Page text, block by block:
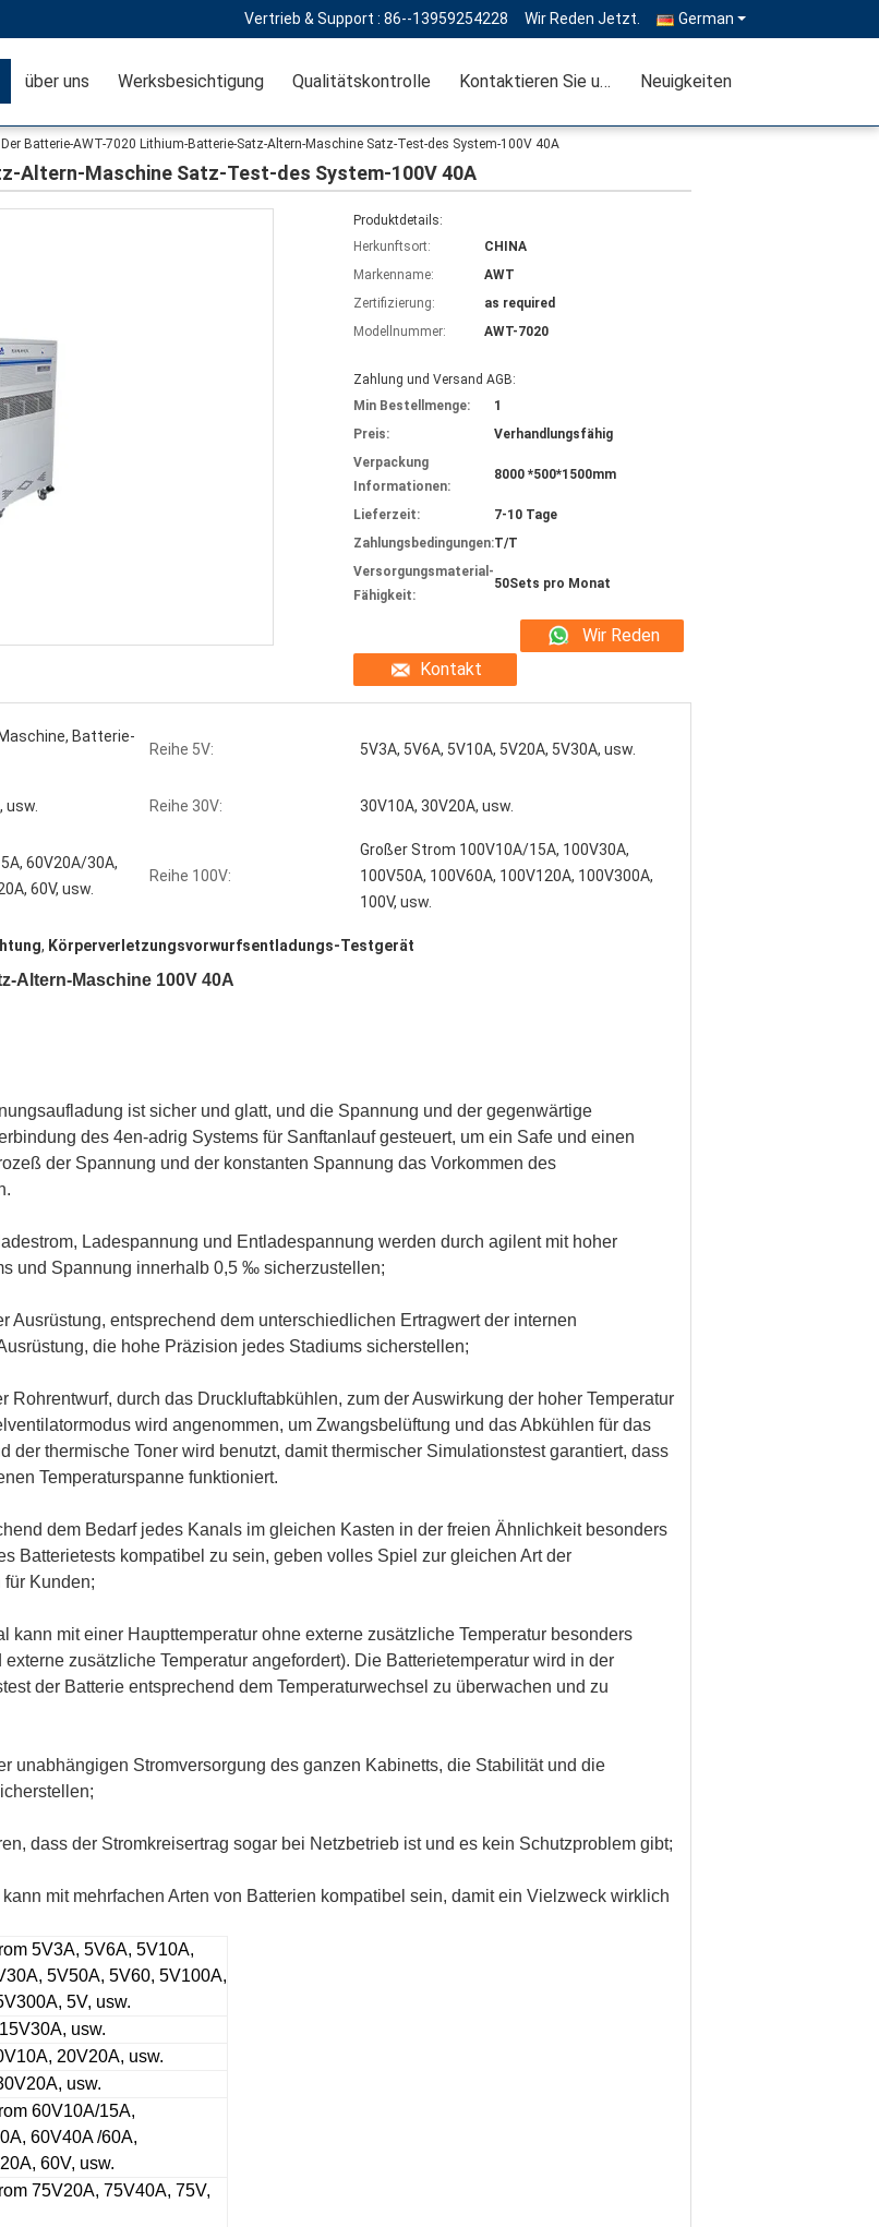
Vertrieb & Support : 86--13959254228 Wir Reden Jetzt. German
über uns Werksbesichtigung Qualitätskontrolle Kontaktieren Sie uns Neuigkeiten
Der Batterie-AWT-7020 Lithium-Batterie-Satz-Altern-Maschine Satz-Test-des System-100V 40A
Altern-Maschine Satz-Test-des System-100V 40A
Produktdetails:
Herkunftsort:
CHINA
Markenname:
AWT
Zertifizierung:
as required
Modellnummer:
AWT-7020
Zahlung und Versand AGB:
Min Bestellmenge:
1
Preis:
Verhandlungsfähig
Verpackung
Informationen:
8000 *500*1500mm
Lieferzeit:
7-10 Tage
Zahlungsbedingungen:T/T
Versorgungsmaterial-
Fähigkeit:
50Sets pro Monat
Kontakt
Wir Reden
Batterie-
Reihe 5V: 5V3A, 5V6A, 5V10A, 5V20A, 5V30A, usw.
usw. Reihe 30V: 30V10A, 30V20A, usw.
60V20A/30A,
60V, usw.
Reihe 100V:
Großer Strom 100V10A/15A, 100V30A,
100V50A, 100V60A, 100V120A, 100V300A,
100V, usw.
, Körperverletzungsvorwurfsentladungs-Testgerät
Altern-Maschine 100V 40A
ist sicher und glatt, und die Spannung und der gegenwärtige
des 4en-adrig Systems für Sanftanlauf gesteuert, um ein Safe und einen
der Spannung und der konstanten Spannung das Vorkommen des
Ladespannung und Entladespannung werden durch agilent mit hoher
und Spannung innerhalb 0,5 ‰ sicherzustellen;
Ausrüstung, entsprechend dem unterschiedlichen Ertragwert der internen
die hohe Präzision jedes Stadiums sicherstellen;
durch das Druckluftabkühlen, zum der Auswirkung der hoher Temperatur
wird angenommen, um Zwangsbelüftung und das Abkühlen für das
der thermische Toner wird benutzt, damit thermischer Simulationstest garantiert, dass
Temperaturspanne funktioniert.
dem Bedarf jedes Kanals im gleichen Kasten in der freien Ähnlichkeit besonders
Batterietests kompatibel zu sein, geben volles Spiel zur gleichen Art der
Kunden;
kann mit einer Haupttemperatur ohne externe zusätzliche Temperatur besonders
zusätzliche Temperatur angefordert). Die Batterietemperatur wird in der
der Batterie entsprechend dem Temperaturwechsel zu überwachen und zu
unabhängigen Stromversorgung des ganzen Kabinetts, die Stabilität und die
dass der Stromkreisertrag sogar bei Netzbetrieb ist und es kein Schutzproblem gibt;
mit mehrfachen Arten von Batterien kompatibel sein, damit ein Vielzweck wirklich
5V3A, 5V6A, 5V10A,
5V50A, 5V60, 5V100A,
5V, usw.
usw.
20V20A, usw.
usw.
60V10A/15A,
60V40A/60A,
60V, usw.
75V20A, 75V40A, 75V,